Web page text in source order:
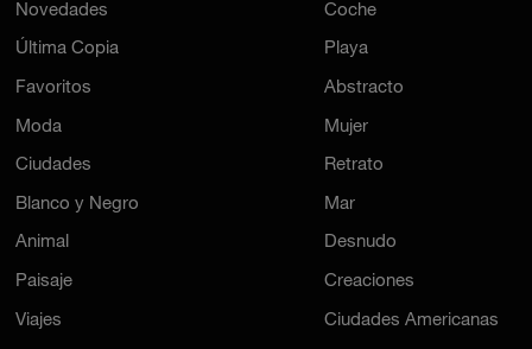
Novedades
Última Copia
Favoritos
Moda
Ciudades
Blanco y Negro
Animal
Paisaje
Viajes
Coche
Playa
Abstracto
Mujer
Retrato
Mar
Desnudo
Creaciones
Ciudades Americanas